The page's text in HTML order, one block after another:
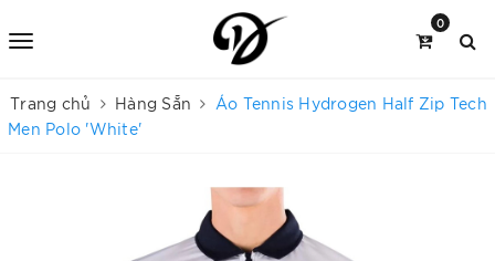
0
Trang chủ Hàng Sẵn
Áo Tennis Hydrogen Half Zip Tech
Men Polo 'White'